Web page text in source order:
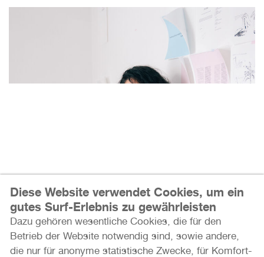
BTIHAL REMLI
STUDIO VISIT
Diese Website verwendet Cookies, um ein
gutes Surf-Erlebnis zu gewährleisten
Dazu gehören wesentliche Cookies, die für den
Betrieb der Website notwendig sind, sowie andere,
die nur für anonyme statistische Zwecke, für Komfort-